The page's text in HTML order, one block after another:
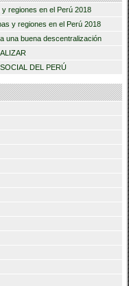
regiones en el Perú 2018
y regiones en el Perú 2018
una buena descentralización
DEL PERÚ